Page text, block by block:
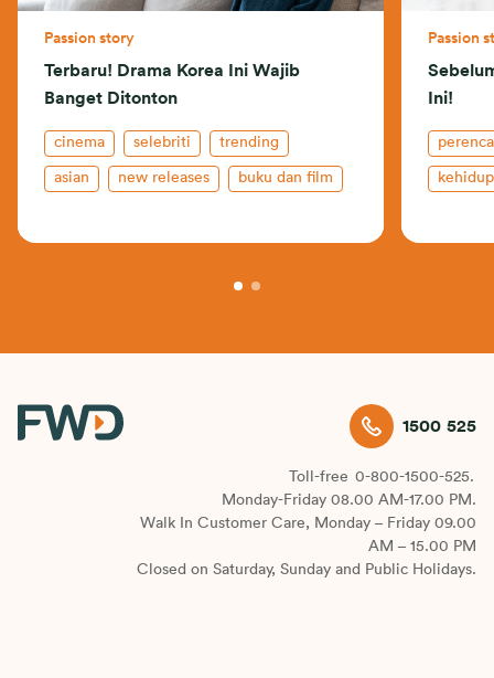
Passion story
Terbaru! Drama Korea Ini Wajib
Banget Ditonton
cinema selebriti trending
asian new releases buku dan film
Passion
Ini!
1500 525
Toll-free 0-800-1500-525.
Monday-Friday 08.00 AM-17.00 PM.
Walk In Customer Care, Monday – Friday 09.00
AM – 15.00 PM
Closed on Saturday, Sunday and Public Holidays.